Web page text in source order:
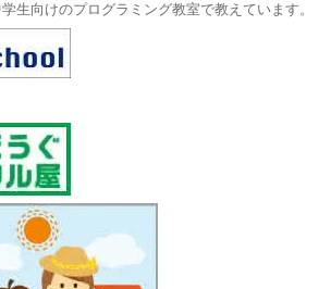
生向けのプログラミング教室で教えています。